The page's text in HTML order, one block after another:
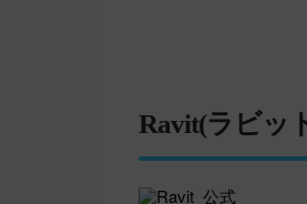
Ravit(ラビッ